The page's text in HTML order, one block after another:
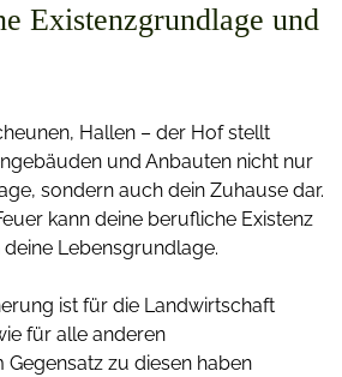
Existenzgrundlage und
Hallen – der Hof stellt
und Anbauten nicht nur
sondern auch dein Zuhause dar.
kann deine berufliche Existenz
Lebensgrundlage.
ist für die Landwirtschaft
für alle anderen
Gegensatz zu diesen haben